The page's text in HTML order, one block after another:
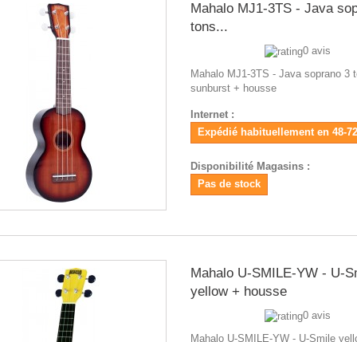
Mahalo MJ1-3TS - Java
tons...
0 avis
Mahalo MJ1-3TS - Java soprano 3
sunburst + housse
Internet :
Expédié habituellement en 48-
Disponibilité Magasins :
Pas de stock
Mahalo U-SMILE-YW - U-
yellow + housse
0 avis
Mahalo U-SMILE-YW - U-Smile